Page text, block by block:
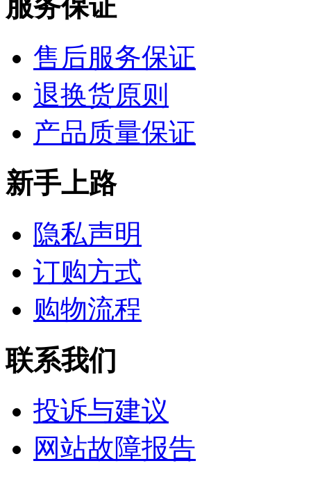
服务保证
售后服务保证
退换货原则
产品质量保证
新手上路
隐私声明
订购方式
购物流程
联系我们
投诉与建议
网站故障报告